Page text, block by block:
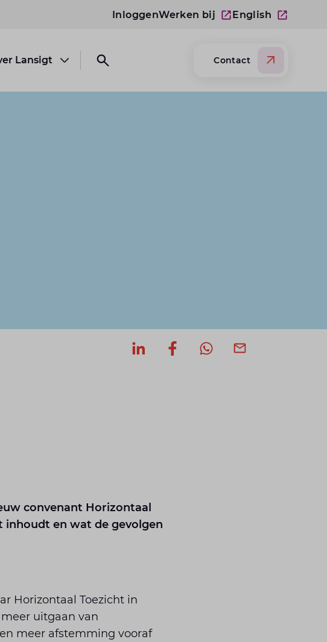
InloggenWerken bij English
Lansigt
Open submenu Over Lansigt
Open search website
Contact
convenant Horizontaal
inhoudt en wat de gevolgen
Horizontaal Toezicht in
uitgaan van
meer afstemming vooraf